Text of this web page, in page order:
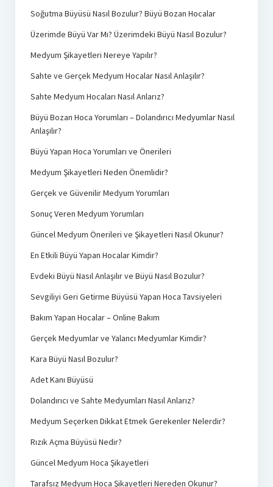
Soğutma Büyüsü Nasıl Bozulur? Büyü Bozan Hocalar
Üzerimde Büyü Var Mı? Üzerimdeki Büyü Nasıl Bozulur?
Medyum Şikayetleri Nereye Yapılır?
Sahte ve Gerçek Medyum Hocalar Nasıl Anlaşılır?
Sahte Medyum Hocaları Nasıl Anlarız?
Büyü Bozan Hoca Yorumları – Dolandırıcı Medyumlar Nasıl
Anlaşılır?
Büyü Yapan Hoca Yorumları ve Önerileri
Medyum Şikayetleri Neden Önemlidir?
Gerçek ve Güvenilir Medyum Yorumları
Sonuç Veren Medyum Yorumları
Güncel Medyum Önerileri ve Şikayetleri Nasıl Okunur?
En Etkili Büyü Yapan Hocalar Kimdir?
Evdeki Büyü Nasıl Anlaşılır ve Büyü Nasıl Bozulur?
Sevgiliyi Geri Getirme Büyüsü Yapan Hoca Tavsiyeleri
Bakım Yapan Hocalar – Online Bakım
Gerçek Medyumlar ve Yalancı Medyumlar Kimdir?
Kara Büyü Nasıl Bozulur?
Adet Kanı Büyüsü
Dolandırıcı ve Sahte Medyumları Nasıl Anlarız?
Medyum Seçerken Dikkat Etmek Gerekenler Nelerdir?
Rızık Açma Büyüsü Nedir?
Güncel Medyum Hoca Şikayetleri
Tarafsız Medyum Hoca Şikayetleri Nereden Okunur?